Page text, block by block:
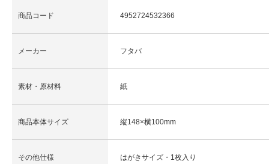
商品コード 4952724532366
メーカー フタバ
素材・原材料 紙
商品本体サイズ 縦148×横100mm
その他仕様 はがきサイズ・1枚入り